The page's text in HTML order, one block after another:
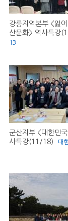
강릉지역본부 <잃
산문화> 역사특강
13
군산지부 <대한민
사특강(11/18)
대